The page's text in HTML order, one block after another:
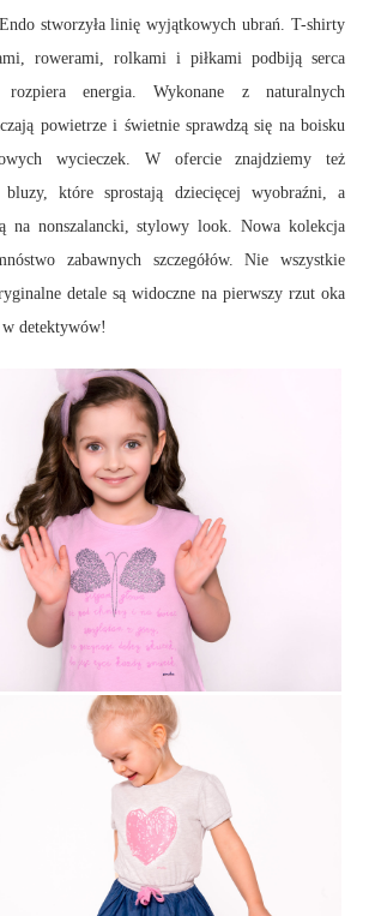
stworzyła linię wyjątkowych ubrań. T-shirty
rowerami, rolkami i piłkami podbiją serca
rozpiera energia. Wykonane z naturalnych
powietrze i świetnie sprawdzą się na boisku
wycieczek. W ofercie znajdziemy też
które sprostają dziecięcej wyobraźni, a
na nonszalancki, stylowy look. Nowa kolekcja
zabawnych szczegółów. Nie wszystkie
detale są widoczne na pierwszy rzut oka
w detektywów!